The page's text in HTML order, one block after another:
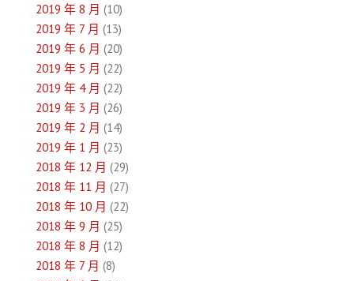
2019 年 8 月 (10)
2019 年 7 月 (13)
2019 年 6 月 (20)
2019 年 5 月 (22)
2019 年 4 月 (22)
2019 年 3 月 (26)
2019 年 2 月 (14)
2019 年 1 月 (23)
2018 年 12 月 (29)
2018 年 11 月 (27)
2018 年 10 月 (22)
2018 年 9 月 (25)
2018 年 8 月 (12)
2018 年 7 月 (8)